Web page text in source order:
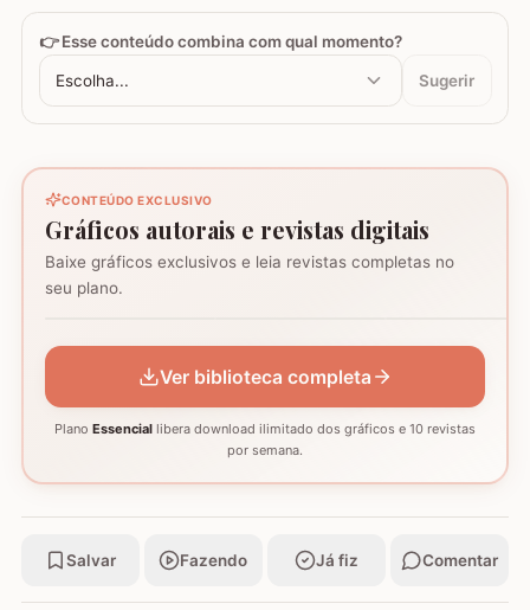
👉 Esse conteúdo combina com qual momento?
Escolha... Sugerir
CONTEÚDO EXCLUSIVO
Gráficos autorais e revistas digitais
Baixe gráficos exclusivos e leia revistas completas no
seu plano.
Coração - Tapete
montagem
Ver biblioteca completa
Plano Essencial libera download ilimitado dos gráficos e 10 revistas
por semana.
Salvar Fazendo Já fiz Comentar